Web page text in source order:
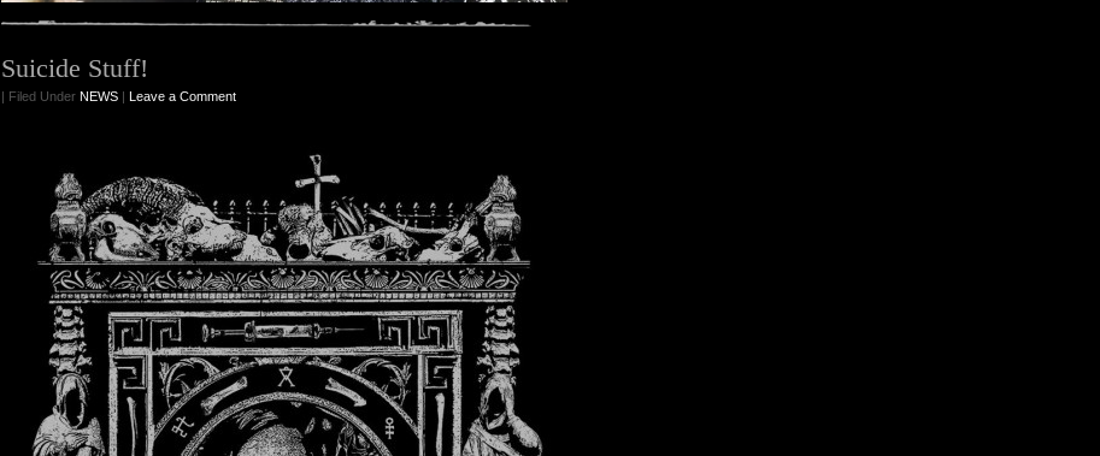
Suicide Stuff!
| Filed Under NEWS | Leave a Comment